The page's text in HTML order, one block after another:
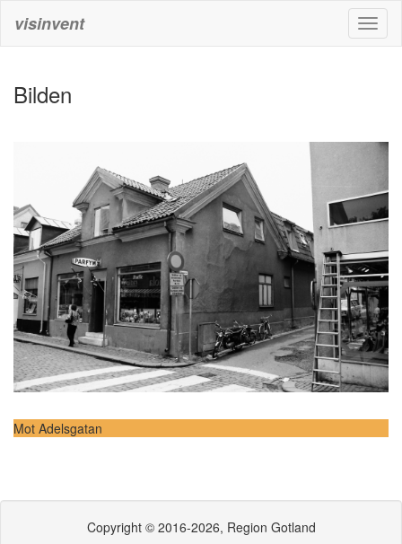
visinvent
Bilden
Mot Adelsgatan
Copyright © 2016-2026, Region Gotland